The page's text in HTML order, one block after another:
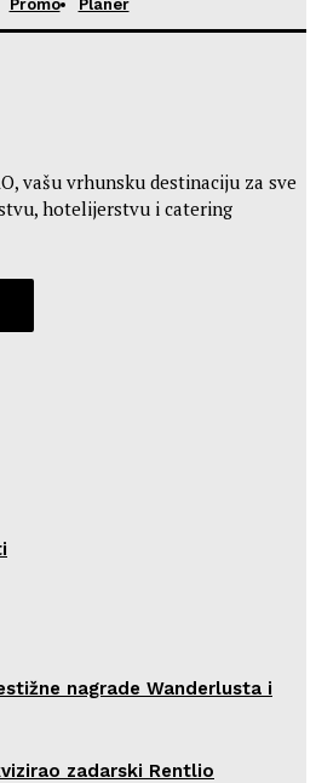
Promo Planer
vašu vrhunsku destinaciju za sve
hotelijerstvu i catering
nagrade Wanderlusta i
zadarski Rentlio